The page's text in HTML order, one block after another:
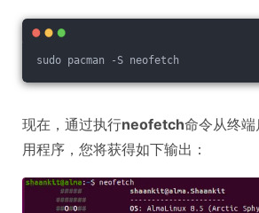
sudo pacman -S neofetch
现在，通过执行neofetch命令从终
用程序，您将获得如下输出：